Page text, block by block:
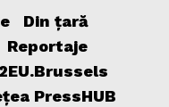
Din țară
Reportaje
2EU.Brussels
PressHUB